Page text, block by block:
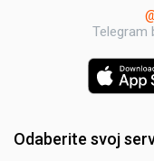
Telegram
Odaberite svoj